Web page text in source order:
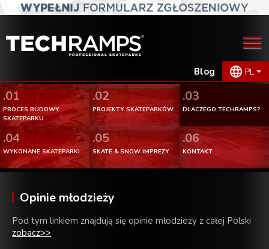
Blog PL
.01
PROCES BUDOWY
SKATEPARKU
.02
PROJEKTY SKATEPARKÓW
.03
DLACZEGO TECHRAMPS?
.04
WYKONANE SKATEPARKI
.05
SKATE & SNOW IMPREZY
.06
KONTAKT
Opinie młodzieży
Pod tym linkiem znajdują się opinie młodzieży z całej Polski
zobacz>>